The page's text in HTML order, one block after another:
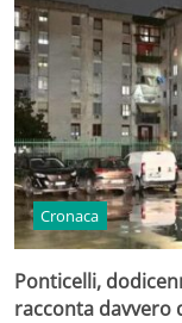
Cronaca
Ponticelli,
racconta davvero